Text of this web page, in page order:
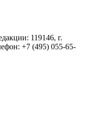
119146, г.
+7 (495) 055-65-